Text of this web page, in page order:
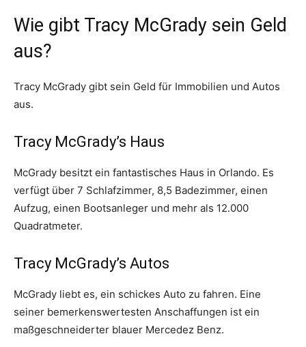
Wie gibt Tracy McGrady sein Geld
aus?
Tracy McGrady gibt sein Geld für Immobilien und Autos
aus.
Tracy McGrady’s Haus
McGrady besitzt ein fantastisches Haus in Orlando. Es
verfügt über 7 Schlafzimmer, 8,5 Badezimmer, einen
Aufzug, einen Bootsanleger und mehr als 12.000
Quadratmeter.
Tracy McGrady’s Autos
McGrady liebt es, ein schickes Auto zu fahren. Eine
seiner bemerkenswertesten Anschaffungen ist ein
maßgeschneiderter blauer Mercedez Benz.